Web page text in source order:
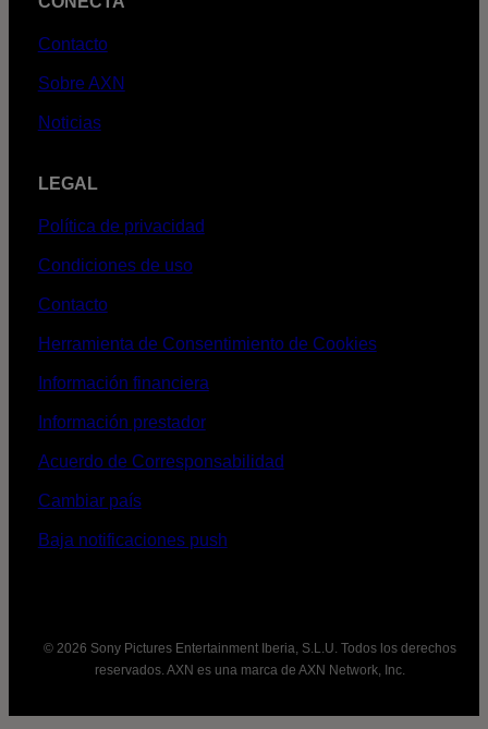
Contacto
Sobre AXN
Noticias
LEGAL
Política de privacidad
Condiciones de uso
Contacto
Herramienta de Consentimiento de Cookies
Información financiera
Información prestador
Acuerdo de Corresponsabilidad
Cambiar país
Baja notificaciones push
© 2026 Sony Pictures Entertainment Iberia, S.L.U. Todos los derechos
reservados. AXN es una marca de AXN Network, Inc.